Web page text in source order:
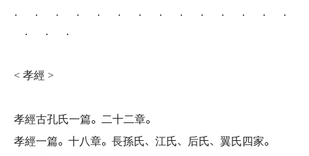
． ． ． ． ． ． ． ． ． ． ． ． ． ．
． ． ．
< 孝經 >
孝經古孔氏一篇。 二十二章。
孝經一篇。 十八章。 長孫氏、 江氏、 后氏、 翼氏四家。